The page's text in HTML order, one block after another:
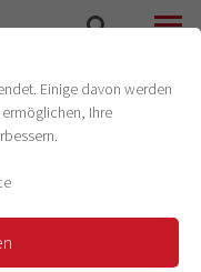
Einige davon werden
Ihre